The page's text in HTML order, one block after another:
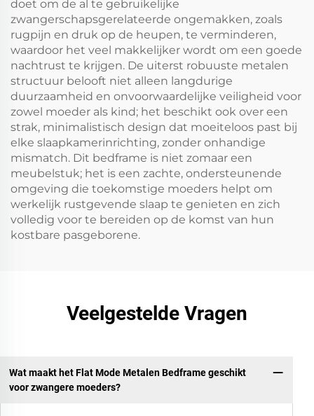
doet om de al te gebruikelijke
zwangerschapsgerelateerde ongemakken, zoals
rugpijn en druk op de heupen, te verminderen,
waardoor het veel makkelijker wordt om een goede
nachtrust te krijgen. De uiterst robuuste metalen
structuur belooft niet alleen langdurige
duurzaamheid en onvoorwaardelijke veiligheid voor
zowel moeder als kind; het beschikt ook over een
strak, minimalistisch design dat moeiteloos past bij
elke slaapkamerinrichting, zonder onhandige
mismatch. Dit bedframe is niet zomaar een
meubelstuk; het is een zachte, ondersteunende
omgeving die toekomstige moeders helpt om
werkelijk rustgevende slaap te genieten en zich
volledig voor te bereiden op de komst van hun
kostbare pasgeborene.
Veelgestelde Vragen
Wat maakt het Flat Mode Metalen Bedframe geschikt
voor zwangere moeders?